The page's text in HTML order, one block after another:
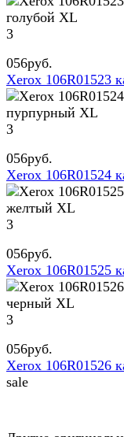
3
056руб.
Xerox 106R01523
3
056руб.
Xerox 106R01524
3
056руб.
Xerox 106R01525
3
056руб.
Xerox 106R01526
sale